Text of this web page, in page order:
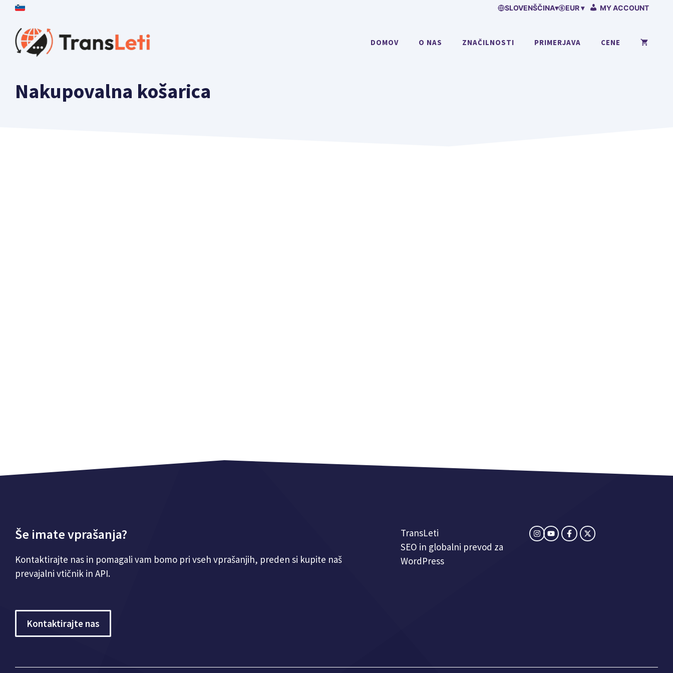
Preskočí
vsebino
🇸🇮 SLOVENŠČINA▾ EUR ▾ MY ACCOUNT
DOMOV O NAS ZNAČILNOSTI PRIMERJAVA CENE
Nakupovalna košarica
Še imate vprašanja?
Kontaktirajte nas in pomagali vam bomo pri vseh vprašanjih, preden si kupite naš
prevajalni vtičnik in API.
Kontaktirajte nas
TransLeti
SEO in globalni prevod za
WordPress